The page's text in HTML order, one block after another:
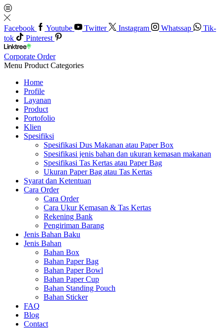
Facebook Youtube Twitter Instagram Whatssap
Tik-
tok
Pinterest
Corporate Order
Menu Product Categories
Home
Profile
Layanan
Product
Portofolio
Klien
Spesifiksi
Spesifikasi Dus Makanan atau Paper Box
Spesifikasi jenis bahan dan ukuran kemasan makanan
Spesifikasi Tas Kertas atau Paper Bag
Ukuran Paper Bag atau Tas Kertas
Syarat dan Ketentuan
Cara Order
Cara Order
Cara Ukur Kemasan & Tas Kertas
Rekening Bank
Pengiriman Barang
Jenis Bahan Baku
Jenis Bahan
Bahan Box
Bahan Paper Bag
Bahan Paper Bowl
Bahan Paper Cup
Bahan Standing Pouch
Bahan Sticker
FAQ
Blog
Contact